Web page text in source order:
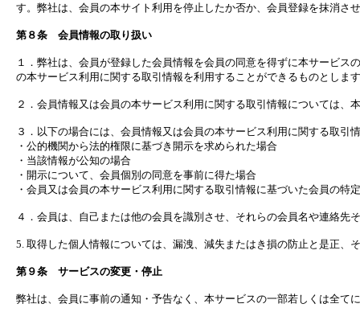
す。弊社は、会員の本サイト利用を停止したか否か、会員登録を抹消さ
第８条 会員情報の取り扱い
１．弊社は、会員が登録した会員情報を会員の同意を得ずに本サービ
の本サービス利用に関する取引情報を利用することができるものとしま
２．会員情報又は会員の本サービス利用に関する取引情報については
３．以下の場合には、会員情報又は会員の本サービス利用に関する取引
・公的機関から法的権限に基づき開示を求められた場合
・当該情報が公知の場合
・開示について、会員個別の同意を事前に得た場合
・会員又は会員の本サービス利用に関する取引情報に基づいた会員の特
４．会員は、自己または他の会員を識別させ、それらの会員名や連絡
5. 取得した個人情報については、漏洩、減失またはき損の防止と是正
第９条 サービスの変更・停止
弊社は、会員に事前の通知・予告なく、本サービスの一部若しくは全